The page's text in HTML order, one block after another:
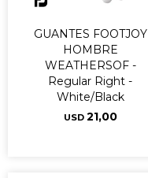
GUANTES FOOTJOY
HOMBRE
WEATHERSOF -
Regular Right -
White/Black
USD 21,00